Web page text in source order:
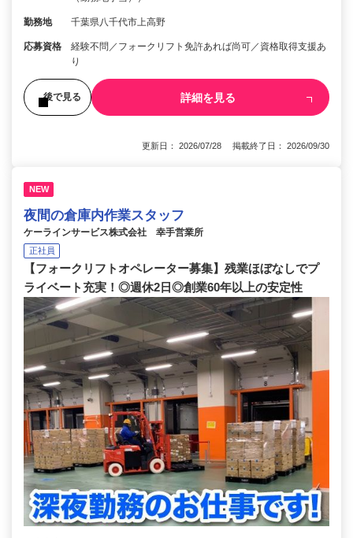
勤務地 千葉県八千代市上高野
応募資格
経験不問／フォークリフト免許あれば尚可／資格取得支援あ
り
後で見る 詳細を見る
更新日： 2026/07/28 掲載終了日： 2026/09/30
NEW
夜間の倉庫内作業スタッフ
ケーラインサービス株式会社 幸手営業所
正社員
【フォークリフトオペレーター募集】残業ほぼなしでプ
ライベート充実！◎週休2日◎創業60年以上の安定性